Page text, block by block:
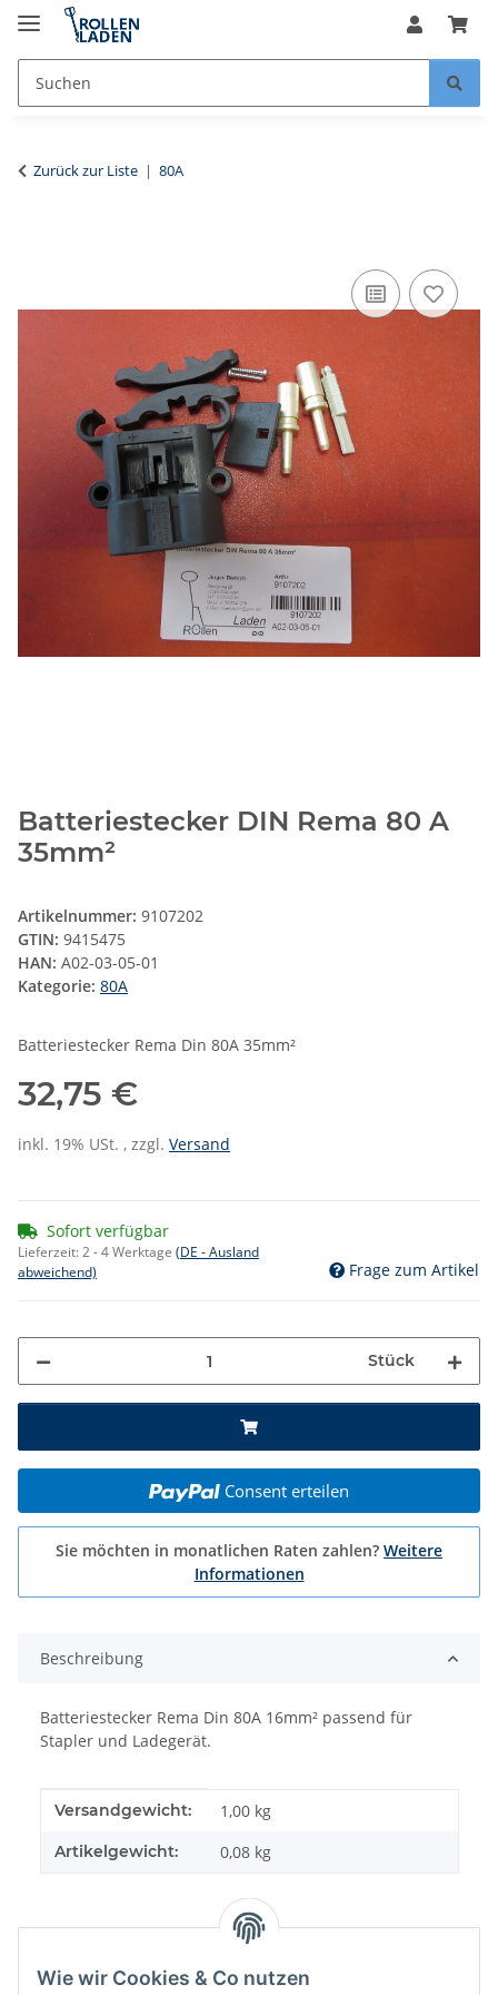
Wie wir Cookies & Co nutzen
Zurück zur Liste 80A
Batteriestecker DIN Rema 80 A
35mm²
Artikelnummer: 9107202
GTIN: 9415475
HAN: A02-03-05-01
Kategorie: 80A
Batteriestecker Rema Din 80A 35mm²
32,75 €
inkl. 19% USt. , zzgl. Versand
Sofort verfügbar
Lieferzeit:2 - 4 Werktage (DE - Ausland
abweichend)
Frage zum Artikel
Stück
Consent erteilen
Sie möchten in monatlichen Raten zahlen? Weitere
Informationen
Beschreibung
Batteriestecker Rema Din 80A 16mm² passend für
Stapler und Ladegerät.
Produkteigenschaft
Wert
Versandgewicht: 1,00 kg
Artikelgewicht: 0,08 kg